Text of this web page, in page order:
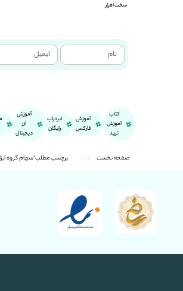
سخت افزار
کتاب
آموزش
ترید
آموزش
فارکس
ایردراپ
رایگان
آموزش
ارز
دیجیتال
صفحه نخست برچسب مطلب"سهام گروه